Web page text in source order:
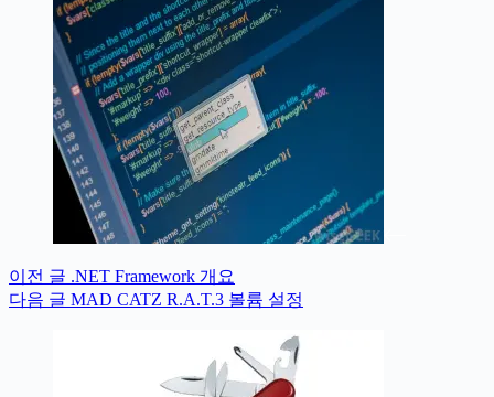
이전 글 .NET Framework 개요
다음 글 MAD CATZ R.A.T.3 볼륨 설정